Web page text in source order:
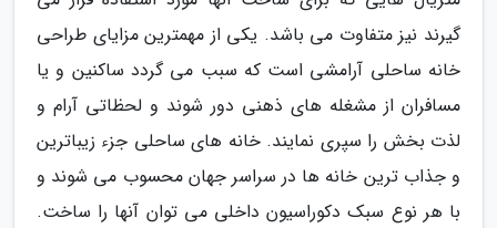
گیرند نیز متفاوت می باشد. یکی از مهمترین مزایای طراحی
خانه ساحلی آرامشی است که سبب می گردد ساکنین و یا
مسافران از مشغله های ذهنی دور شوند و لحظاتی آرام و
لذت بخش را سپری نمایند. خانه های ساحلی جزء زیباترین
و جذاب ترین خانه ها در سراسر جهان محسوب می شوند و
با هر نوع سبک دکوراسیون داخلی می توان آنها را ساخت.